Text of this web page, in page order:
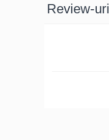
Osciloscoape KEYSIGHT
Review-uri